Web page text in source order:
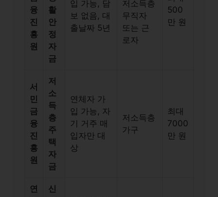
융
진
흥
원
활
안
정
자
금
입 가능, 담
보 없음, 대
출날짜 5년
저소득층
무직자
또는 근
로자
500
만 원
서
민
금
융
진
흥
원
저
소
득
층
주
택
자
금
연체자 가
입 가능, 자
기 거주 매
입자만 대
상
저소득층
가구
최대
7000
만 원
연
신